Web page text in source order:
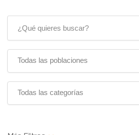
Todas las poblaciones
Todas las categorías